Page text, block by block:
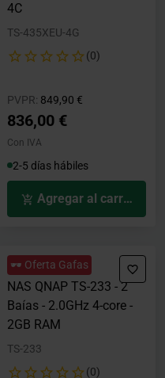
4C
TS-435XEU-4G
(0)
PVPR: Precio rebajado desde
849,90 €
836,00 €
Con IVA
2-5 días hábiles
Agregar al carrito
🕶️ Oferta Gafas
NAS QNAP TS-233 - 2
Baías - 2.0GHz 4-core -
2GB RAM
TS-233
(0)